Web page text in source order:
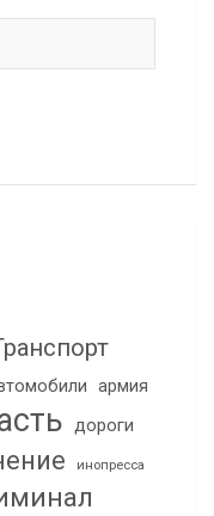
армия
дороги
инопресса